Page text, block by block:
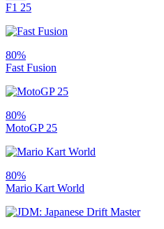
F1 25
80%
Fast Fusion
80%
MotoGP 25
80%
Mario Kart World